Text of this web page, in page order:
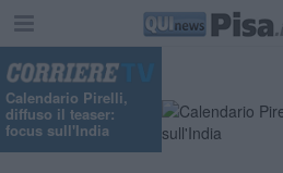
Calendario Pirelli,
diffuso il teaser:
focus sull'India